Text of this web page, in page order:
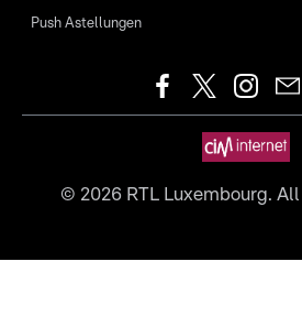
Push Astellungen
© 2026RTL Luxembourg.